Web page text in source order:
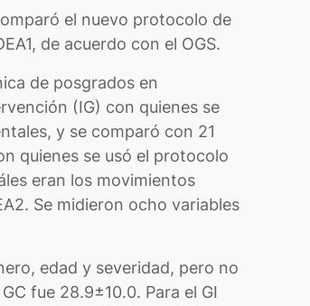
el nuevo protocolo de
de acuerdo con el OGS.
de posgrados en
(IG) con quienes se
y se comparó con 21
quienes se usó el protocolo
eran los movimientos
Se midieron ocho variables
edad y severidad, pero no
fue 28.9±10.0. Para el GI